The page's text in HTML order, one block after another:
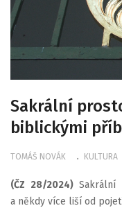
Sakrální
biblickými
TOMÁŠ NOVÁK KULTURA
(ČZ 28/2024)
a někdy více liší od